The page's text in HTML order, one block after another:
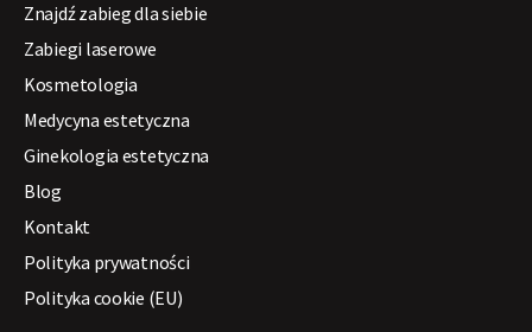
Znajdź zabieg dla siebie
Zabiegi laserowe
Kosmetologia
Medycyna estetyczna
Ginekologia estetyczna
Blog
Kontakt
Polityka prywatności
Polityka cookie (EU)